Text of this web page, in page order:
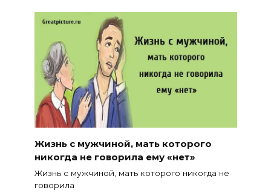
Жизнь с мужчиной, мать которого
никогда не говорила ему «нет»
Жизнь с мужчиной, мать которого никогда не
говорила